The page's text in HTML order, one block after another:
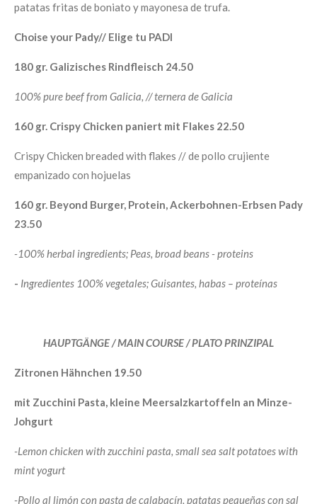
patatas fritas de boniato y mayonesa de trufa.
Choise your Pady// Elige tu PADI
180 gr. Galizisches Rindfleisch 24.50
100% pure beef from Galicia, // ternera de Galicia
160 gr. Crispy Chicken paniert mit Flakes 22.50
Crispy Chicken breaded with flakes // de pollo crujiente
empanizado con hojuelas
160 gr. Beyond Burger, Protein, Ackerbohnen-Erbsen Pady
23.50
-100% herbal ingredients; Peas, broad beans - proteins
- Ingredientes 100% vegetales; Guisantes, habas – proteínas
HAUPTGÄNGE / MAIN COURSE / PLATO PRINZIPAL
Zitronen Hähnchen 19.50
mit Zucchini Pasta, kleine Meersalzkartoffeln an Minze-
Johgurt
-Lemon chicken with zucchini pasta, small sea salt potatoes with
mint yogurt
-Pollo al limón con pasta de calabacín, patatas pequeñas con sal